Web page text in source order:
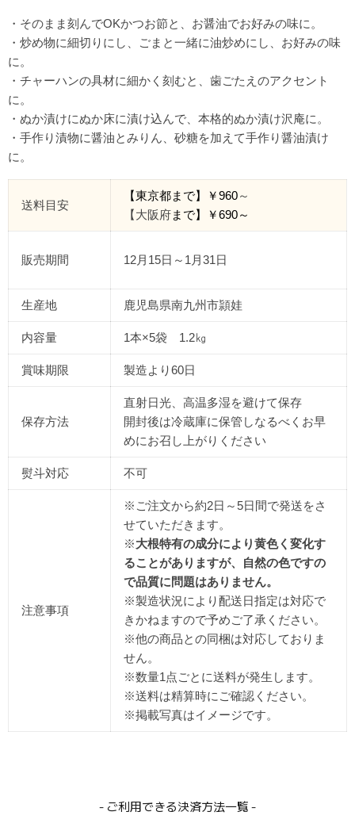
・そのまま刻んでOKかつお節と、お醤油でお好みの味に。
・炒め物に細切りにし、ごまと一緒に油炒めにし、お好みの味
に。
・チャーハンの具材に細かく刻むと、歯ごたえのアクセント
に。
・ぬか漬けにぬか床に漬け込んで、本格的ぬか漬け沢庵に。
・手作り漬物に醤油とみりん、砂糖を加えて手作り醤油漬け
に。
送料目安
【東京都まで】￥960～
【大阪府まで】￥690～
販売期間 12月15日～1月31日
生産地 鹿児島県南九州市頴娃
内容量 1本×5袋 1.2㎏
賞味期限 製造より60日
保存方法
直射日光、高温多湿を避けて保存
開封後は冷蔵庫に保管しなるべくお早
めにお召し上がりください
熨斗対応 不可
注意事項
※ご注文から約2日～5日間で発送をさ
せていただきます。
※大根特有の成分により黄色く変化す
ることがありますが、自然の色ですの
で品質に問題はありません。
※製造状況により配送日指定は対応で
きかねますので予めご了承ください。
※他の商品との同梱は対応しておりま
せん。
※数量1点ごとに送料が発生します。
※送料は精算時にご確認ください。
※掲載写真はイメージです。
- ご利用できる決済方法一覧 -